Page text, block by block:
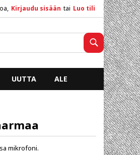
Kirjaudu sisään tai Luo tili
Haku
UUTTA ALE
mikrofoni.